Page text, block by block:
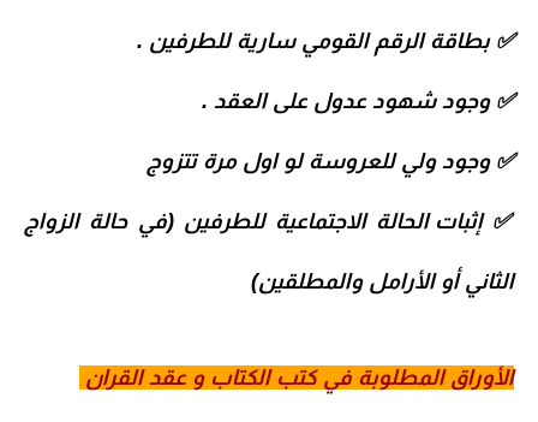
✅بطاقة الرقم القومي سارية للطرفين .
✅وجود شهود عدول على العقد .
✅وجود ولي للعروسة لو اول مرة تتزوج
✅إثبات الحالة الاجتماعية للطرفين (في حالة الزواج
الثاني أو الأرامل والمطلقين)
الأوراق المطلوبة في كتب الكتاب و عقد القران